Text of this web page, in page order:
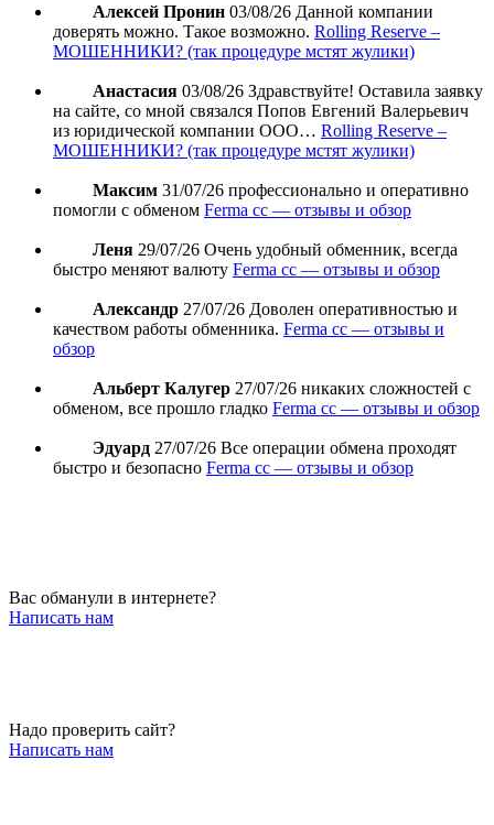
Алексей Пронин 03/08/26 Данной компании
доверять можно. Такое возможно. Rolling Reserve –
МОШЕННИКИ? (так процедуре мстят жулики)
Анастасия 03/08/26 Здравствуйте! Оставила заявку
на сайте, со мной связался Попов Евгений Валерьевич
из юридической компании ООО… Rolling Reserve –
МОШЕННИКИ? (так процедуре мстят жулики)
Максим 31/07/26 профессионально и оперативно
помогли с обменом Ferma cc — отзывы и обзор
Леня 29/07/26 Очень удобный обменник, всегда
быстро меняют валюту Ferma cc — отзывы и обзор
Александр 27/07/26 Доволен оперативностью и
качеством работы обменника. Ferma cc — отзывы и
обзор
Альберт Калугер 27/07/26 никаких сложностей с
обменом, все прошло гладко Ferma cc — отзывы и обзор
Эдуард 27/07/26 Все операции обмена проходят
быстро и безопасно Ferma cc — отзывы и обзор
Вас обманули в интернете?
Написать нам
Надо проверить сайт?
Написать нам